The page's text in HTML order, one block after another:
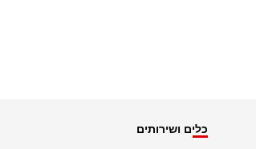
כלים ושירותים